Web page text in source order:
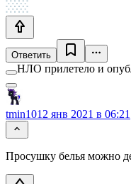
Ответить
НЛО прилетело и
tmin1012 янв 2021 в 06:21
Просушку белья можно